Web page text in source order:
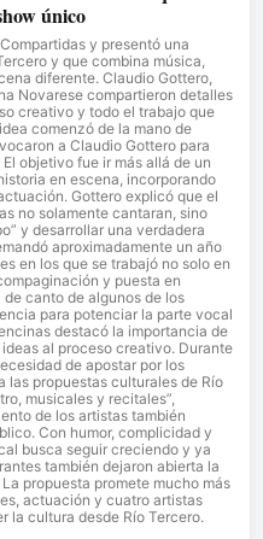
único
y presentó una
y que combina música,
diferente. Claudio Gottero,
Novarese compartieron detalles
creativo y todo el trabajo que
comenzó de la mano de
a Claudio Gottero para
objetivo fue ir más allá de un
en escena, incorporando
Gottero explicó que el
no solamente cantaran, sino
y desarrollar una verdadera
aproximadamente un año
en los que se trabajó no solo en
y puesta en
canto de algunos de los
para potenciar la parte vocal
destacó la importancia de
al proceso creativo. Durante
de apostar por los
las propuestas culturales de Río
musicales y recitales”,
de los artistas también
Con humor, complicidad y
busca seguir creciendo y ya
también dejaron abierta la
propuesta promete mucho más
actuación y cuatro artistas
la cultura desde Río Tercero.